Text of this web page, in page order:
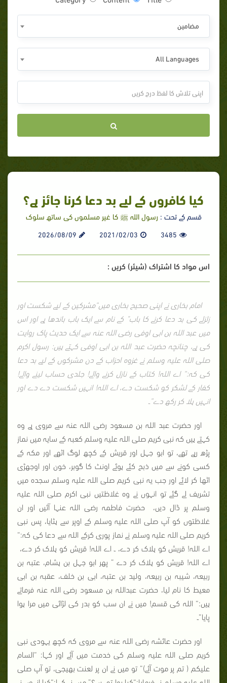
مضامين
All Languages
کیا کافروں کے لیے بد دعا کرنا جائز ہے؟
قسم کے تحت : رسول اللہ ﷺ کا غير مسلموں کی ساتھ سلوک
3485
2021/02/03
2026/08/09
اس مواد کا اشتراک (شیئر) کریں :
امام بخاری نے اپنی صحیح بخاری میں“مشرکین کے لیے شکست اور
زلزلے کی بد دعا کرنے کا باب" کے نام سے ایک باب باندھا ہے اور اس
میں عبد اللہ بن ابی اوفی رضی اللہ عنہ سے ایک حدیث پاک روایت
کی ہے، چنانچہ حضرت عبد اللہ بن ابی اوفی کہتے ہیں: رسول اکرم
صلی اللہ علیہ وسلم نے غزوہ احزاب کے دن مشرکوں کے لیے بد دعا
کی کہ:“ اے اللہ! کتاب کے نازل کرنے والے! جلدی حساب لینے والے!
کفار کے لشکر کو شکست دے، اے اللہ! انہیں شکست دے دے اور
انہیں ہلا کر رکھ دے”۔
اور حضرت عبد اللہ بن مسعود رضی اللہ عنہ سے مروی ہے وہ
کہتے ہیں کہ نبی کریم صلی اللہ علیہ وسلم کعبہ کے سایہ میں نماز
پڑھ رہے تھے، تو ابو جہل اور قریش کے کچھ لوگ اٹھے اور مکہ کے
کسی کونے سے میں ذبح کئے ہوئے اونٹ کا گوبر، خون اور اوجھڑی
اٹھا کر لائے اور جب یہ نبی کریم صلی اللہ علیہ وسلم سجدہ میں
تشریف لے گئے تو انہوں نے وہ غلاظتیں نبی اکرم صلی اللہ علیہ
وسلم پر ڈال دیں، حضرت فاطمہ رضی اللہ عنہا آئیں اور ان
غلاظتوں کو آپ صلی اللہ علیہ وسلم کے اوپر سے ہٹایا، پس نبی
کریم صلی اللہ علیہ وسلم نے نماز پوری کرکے اللہ سے دعا کی کہ:“
اے اللہ! قریش کو ہلاک کر دے، ۔ اے اللہ! قریش کو ہلاک کر دے،
اے اللہ! قریش کو ہلاک کر دے ” پھر ابو جہل بن ہشام، عتبہ بن
ربیعہ، شیبہ بن ربیعہ، ولید بن عتبہ، ابی بن خلف، عقبہ بن ابی
معیط کا نام لیا، حضرت عبداللہ بن مسعود رضی اللہ عنہ فرماتے
ہیں:“ اللہ کی قسم! میں نے ان سب کو بدر کی لڑائی میں مرا ہوا
پایا”۔
اور حضرت عائشہ رضی اللہ عنہ سے مروی کہ کچھ یہودی نبی
کریم صلی اللہ علیہ وسلم کی خدمت میں آئے اور کہا: “السام
علیکم ( تم پر موت آئے)” تو میں نے ان پر لعنت بھیجی، تو آپ صلی